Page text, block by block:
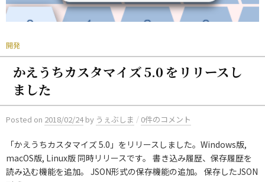
開発
かえうちカスタマイズ 5.0 をリリースし
ました
Posted on 2018/02/24 by うぇぶしま / 0件のコメント
「かえうちカスタマイズ 5.0」をリリースしました。Windows版,
macOS版, Linux版 同時リリースです。 書き込み履歴、保存履歴を
読み込む機能を追加。 JSON形式の保存機能の追加。 保存したJSON